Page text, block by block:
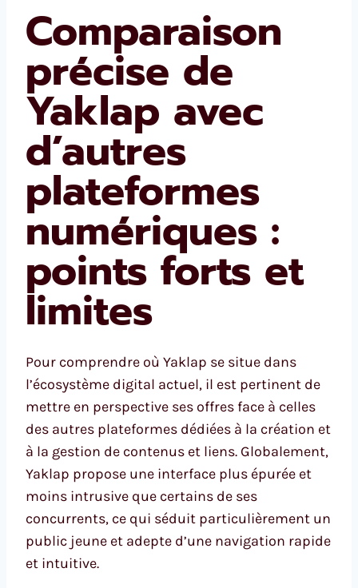
Comparaison
précise de
Yaklap avec
d’autres
plateformes
numériques :
points forts et
limites
Pour comprendre où Yaklap se situe dans
l’écosystème digital actuel, il est pertinent de
mettre en perspective ses offres face à celles
des autres plateformes dédiées à la création et
à la gestion de contenus et liens. Globalement,
Yaklap propose une interface plus épurée et
moins intrusive que certains de ses
concurrents, ce qui séduit particulièrement un
public jeune et adepte d’une navigation rapide
et intuitive.